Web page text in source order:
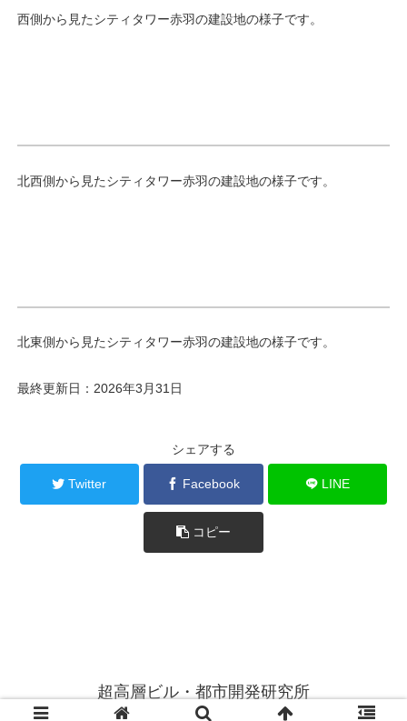
西側から見たシティタワー赤羽の建設地の様子です。
北西側から見たシティタワー赤羽の建設地の様子です。
北東側から見たシティタワー赤羽の建設地の様子です。
最終更新日：2026年3月31日
シェアする
Twitter Facebook LINE
コピー
超高層ビル・都市開発研究所
© 2014 超高層ビル・都市開発研究所.